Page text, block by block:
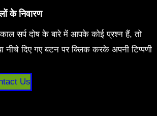
के निवारण
सर्प दोष के बारे में आपके कोई प्रश्न हैं, तो
नीचे दिए गए बटन पर क्लिक करके अपनी टिप्पणी
Us